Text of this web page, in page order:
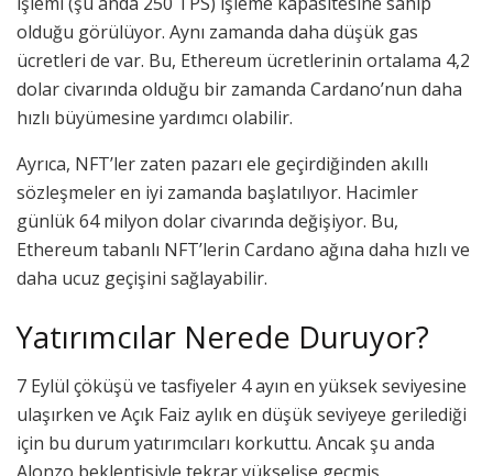
olduğu görülüyor. Aynı zamanda daha düşük gas
ücretleri de var. Bu, Ethereum ücretlerinin ortalama 4,2
dolar civarında olduğu bir zamanda Cardano’nun daha
hızlı büyümesine yardımcı olabilir.
Ayrıca, NFT’ler zaten pazarı ele geçirdiğinden akıllı
sözleşmeler en iyi zamanda başlatılıyor. Hacimler
günlük 64 milyon dolar civarında değişiyor. Bu,
Ethereum tabanlı NFT’lerin Cardano ağına daha hızlı ve
daha ucuz geçişini sağlayabilir.
Yatırımcılar Nerede Duruyor?
7 Eylül çöküşü ve tasfiyeler 4 ayın en yüksek seviyesine
ulaşırken ve Açık Faiz aylık en düşük seviyeye gerilediği
için bu durum yatırımcıları korkuttu. Ancak şu anda